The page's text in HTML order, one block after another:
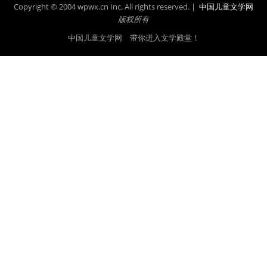
Copyright © 2004 wpwx.cn Inc. All rights reserved. | 中国儿童文学网
版权所有
中国儿童文学网 带你进入文学殿堂！